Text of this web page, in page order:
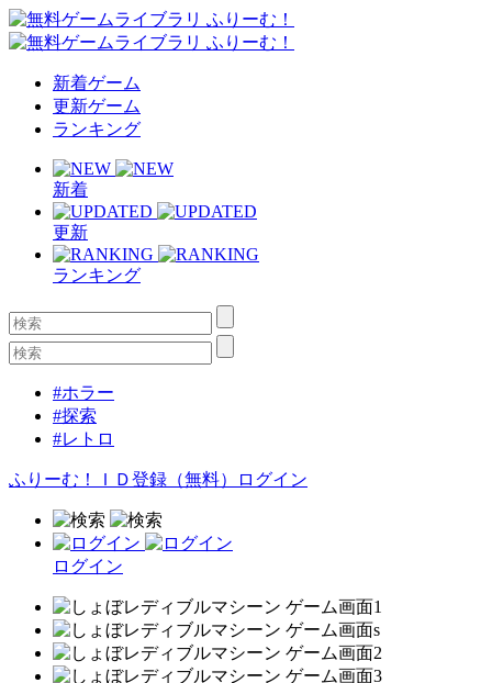
新着ゲーム
更新ゲーム
ランキング
新着
更新
ランキング
#ホラー
#探索
#レトロ
ふりーむ！ＩＤ登録（無料） ログイン
ログイン